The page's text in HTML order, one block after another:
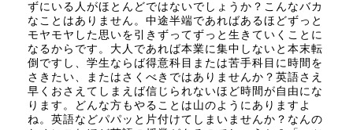
ずにいる人がほとんどではないでしょうか？こんなバカ
なことはありません。中途半端であればあるほどずっと
モヤモヤした思いを引きずってずっと生きていくことに
なるからです。大人であれば本業に集中しないと本末転
倒ですし、学生ならば得意科目または苦手科目に時間を
さきたい、またはさくべきではありませんか？英語さえ
早くおさえてしまえば信じられないほど時間が自由にな
ります。どんな方もやることは山のようにありますよ
ね。英語などパパッと片付けてしまいませんか？なんの